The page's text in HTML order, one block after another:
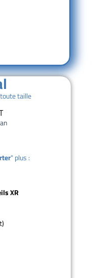
taille
" plus :
XR